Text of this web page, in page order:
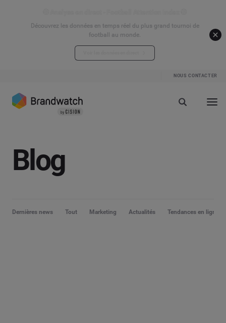
Découvrez les données en temps réel du plus grand tournoi de
football au monde.
NOUS CONTACTER
Blog
Dernières news Tout Marketing Actualités Tendances en ligne